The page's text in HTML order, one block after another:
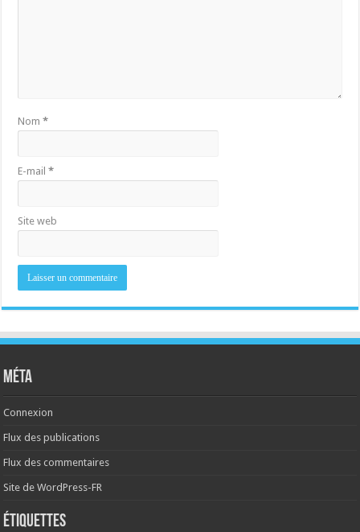
Nom*
E-mail*
Site web
Méta
Connexion
Flux des publications
Flux des commentaires
Site de WordPress-FR
Étiquettes